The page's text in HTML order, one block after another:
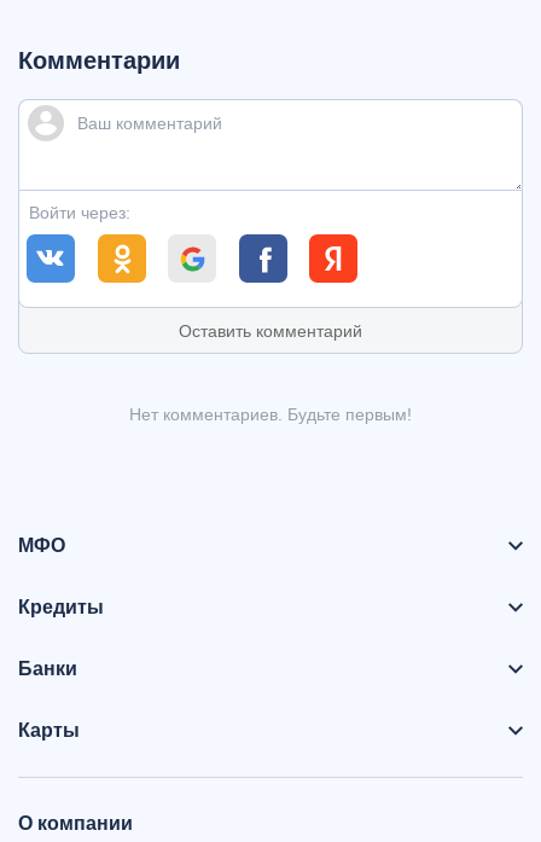
Комментарии
Войти через:
Оставить комментарий
Нет комментариев. Будьте первым!
МФО
Кредиты
Банки
Карты
О компании